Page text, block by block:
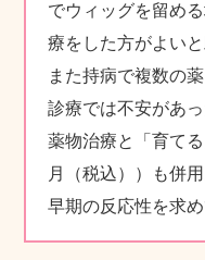
でウィッグを留め
療をした方がよいと
また持病で複数の
診療では不安があ
薬物治療と「育て
月（税込））も併用
早期の反応性を求